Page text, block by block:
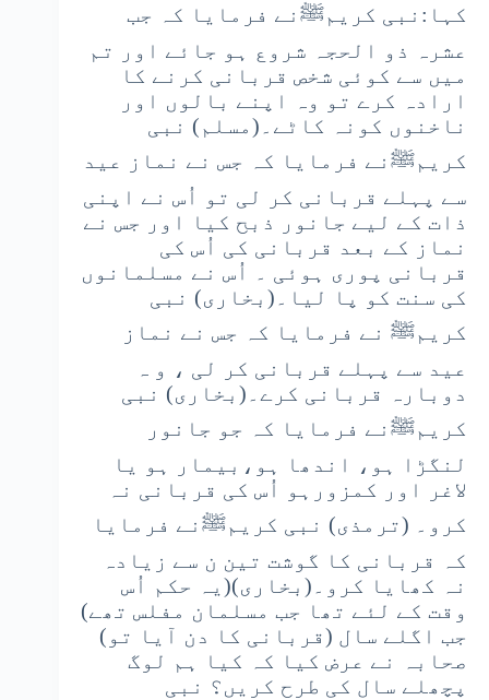
کہا:نبی کریمﷺنے فرمایا کہ جب
عشرہ ذو الحجہ شروع ہو جائے اور تم
میں سے کوئی شخص قربانی کرنے کا
ارادہ کرے تو وہ اپنے بالوں اور
ناخنوں کونہ کاٹے۔(مسلم) نبی
کریمﷺنے فرمایا کہ جس نے نماز عید
سے پہلے قربانی کر لی تو اُس نے اپنی
ذات کے لیے جانور ذبح کیا اور جس نے
نماز کے بعد قربانی کی اُس کی
قربانی پوری ہوئی ۔ اُس نے مسلمانوں
کی سنت کو پا لیا۔(بخاری) نبی
کریمﷺ نے فرمایا کہ جس نے نماز
عید سے پہلے قربانی کر لی ، و ہ
دوبارہ قربانی کرے۔(بخاری) نبی
کریمﷺنے فرمایا کہ جو جانور
لنگڑا ہو، اندھا ہو،بیمار ہو یا
لاغر اور کمزورہو اُس کی قربانی نہ
کرو۔ (ترمذی) نبی کریمﷺنے فرمایا
کہ قربانی کا گوشت تین ن سے زیادہ
نہ کھایا کرو۔(بخاری)(یہ حکم اُس
وقت کے لئے تھا جب مسلمان مفلس تھے)
جب اگلے سال (قربانی کا دن آیا تو)
صحابہ نے عرض کیا کہ کیا ہم لوگ
پچھلے سال کی طرح کریں؟ نبی